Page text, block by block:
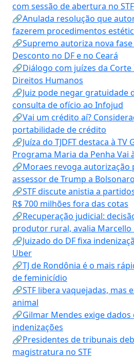
com sessão de abertura no STF
🔗Anulada resolução que
fazerem procedimentos
🔗Supremo autoriza nova fase
Desconto no DF e no Ceará
🔗Diálogo com juízes da
Direitos Humanos
🔗Juiz pode negar gratuidade
consulta de ofício ao Infojud
🔗Vai um crédito aí?
portabilidade de crédito
🔗Juíza do TJDFT destaca à TV
Programa Maria da Penha Vai
🔗Moraes revoga autorização
assessor de Trump a Bolsonaro
🔗STF discute anistia a
R$ 700 milhões fora das cotas
🔗Recuperação judicial:
produtor rural, avalia Marcello
🔗Juizado do DF fixa
Uber
🔗TJ de Rondônia é o mais
de feminicídio
🔗STF libera vaquejadas, mas
animal
🔗Gilmar Mendes exige dados
indenizações
🔗Presidentes de tribunais
magistratura no STF